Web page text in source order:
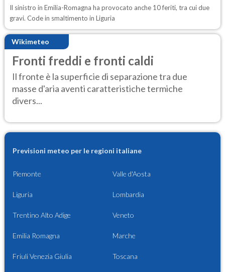
Il sinistro in Emilia-Romagna ha provocato anche 10 feriti, tra cui due
gravi. Code in smaltimento in Liguria
Wikimeteo
Fronti freddi e fronti caldi
Il fronte è la superficie di separazione tra due
masse d'aria aventi caratteristiche termiche
divers...
Previsioni meteo per le regioni italiane
Piemonte Valle d'Aosta
Liguria Lombardia
Trentino Alto Adige Veneto
Emilia Romagna Marche
Friuli Venezia Giulia Toscana